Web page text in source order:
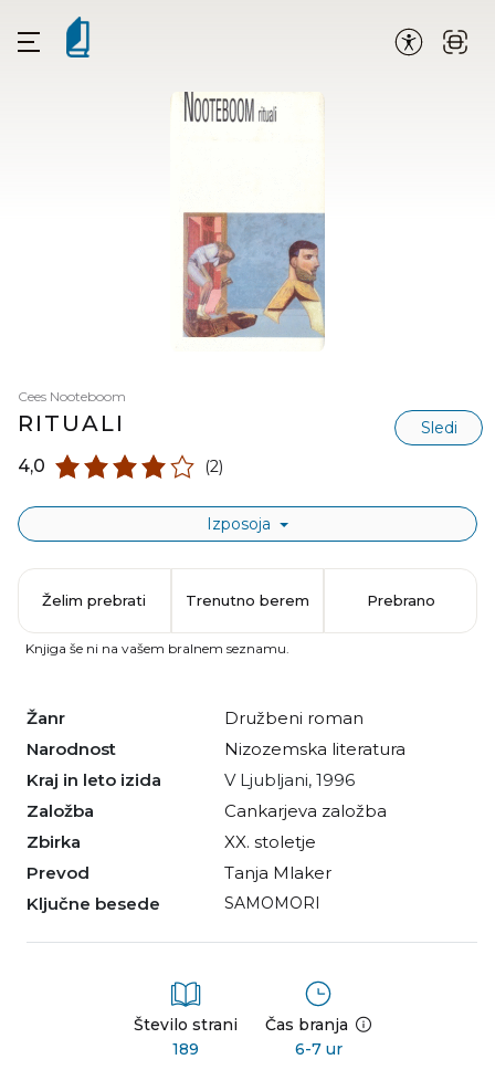
Cees Nooteboom
RITUALI Sledi
4,0 (2)
Izposoja
Žanr
družbeni roman
Narodnost
nizozemska literatura
Kraj in leto izida
V Ljubljani, 1996
Založba
Cankarjeva založba
Zbirka
XX. stoletje
Prevod
Tanja Mlaker
Ključne besede
SAMOMORI
Število strani
189
Čas branja
6-7 ur
Želim prebrati Trenutno berem Prebrano
Knjiga še ni na vašem bralnem seznamu.